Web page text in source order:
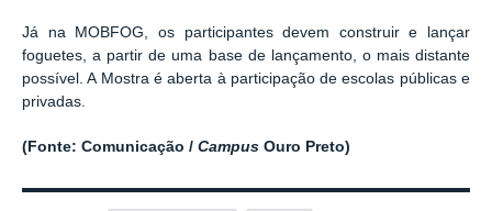
Já na MOBFOG, os participantes devem construir e lançar
foguetes, a partir de uma base de lançamento, o mais distante
possível. A Mostra é aberta à participação de escolas públicas e
privadas.
(Fonte: Comunicação / Campus Ouro Preto)